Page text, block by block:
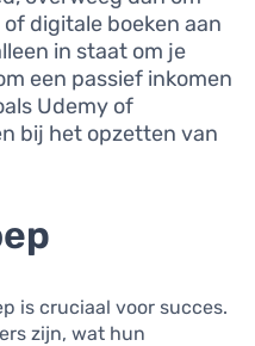
digitale boeken aan
in staat om je
een passief inkomen
Udemy of
bij het opzetten van
is cruciaal voor succes.
zijn, wat hun